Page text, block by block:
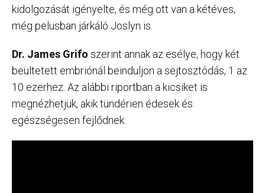
kidolgozását igényelte, és még ott van a kétéves,
még pelusban járkáló Joslyn is.
Dr. James Grifo szerint annak az esélye, hogy két
beültetett embriónál beinduljon a sejtosztódás, 1 az
10 ezerhez. Az alábbi riportban a kicsiket is
megnézhetjük, akik tündérien édesek és
egészségesen fejlődnek.